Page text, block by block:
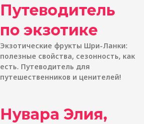
Путеводитель
по экзотике
Экзотические фрукты Шри-Ланки:
полезные свойства, сезонность, как
есть. Путеводитель для
путешественников и ценителей!
Нувара Элия,